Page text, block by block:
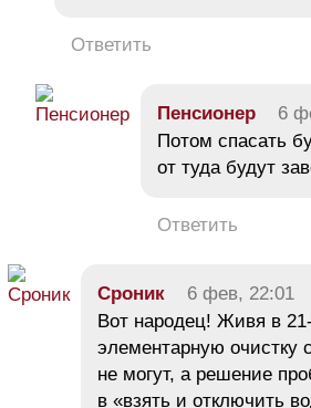
Ответить
Пeнсионеp 6
Потом спасать
от туда будут
Ответить
Сроник 6 фев, 22:01
Вот народец! Живя в
элементарную очистку
не могут, а решение
в «взять и отключить